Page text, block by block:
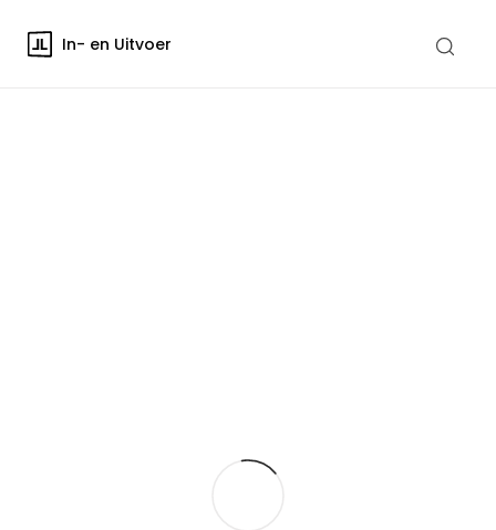
In- en Uitvoer